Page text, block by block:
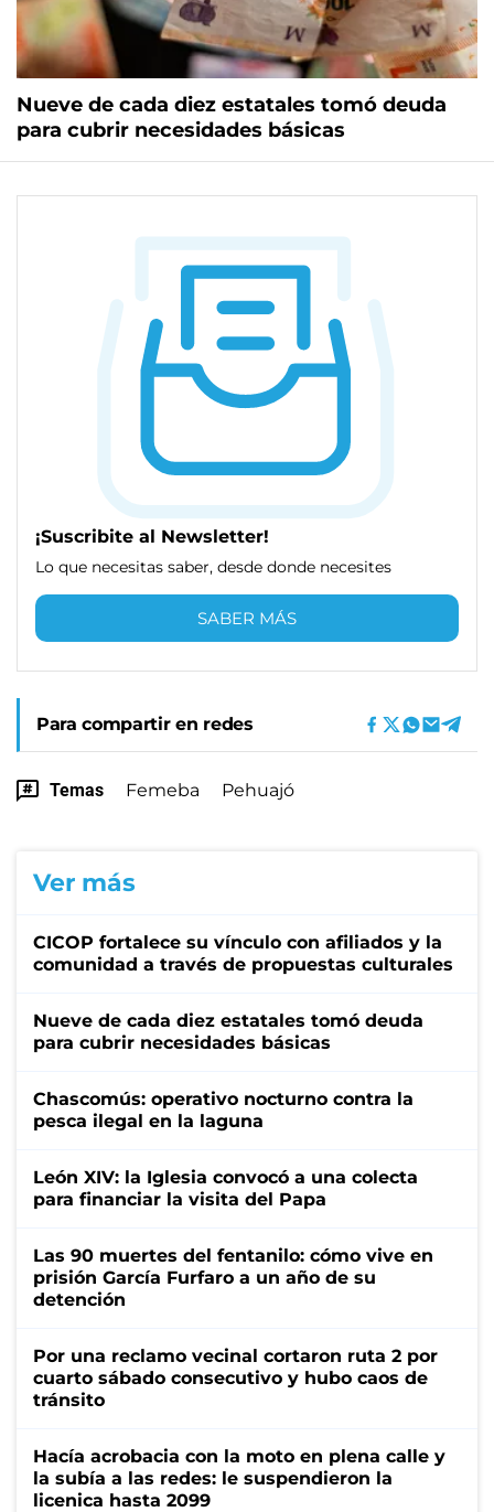
Nueve de cada diez estatales tomó deuda
para cubrir necesidades básicas
¡Suscribite al Newsletter!
Lo que necesitas saber, desde donde necesites
SABER MÁS
Para compartir en redes
Temas Femeba Pehuajó
Ver más
CICOP fortalece su vínculo con afiliados y la
comunidad a través de propuestas culturales
Nueve de cada diez estatales tomó deuda
para cubrir necesidades básicas
Chascomús: operativo nocturno contra la
pesca ilegal en la laguna
León XIV: la Iglesia convocó a una colecta
para financiar la visita del Papa
Las 90 muertes del fentanilo: cómo vive en
prisión García Furfaro a un año de su
detención
Por una reclamo vecinal cortaron ruta 2 por
cuarto sábado consecutivo y hubo caos de
tránsito
Hacía acrobacia con la moto en plena calle y
la subía a las redes: le suspendieron la
licenica hasta 2099